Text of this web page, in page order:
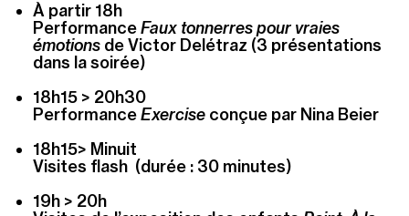
À partir 18h
PerformanceFaux tonnerres pour vraies
émotions de Victor Delétraz (3 présentations
dans la soirée)
18h15 > 20h30
PerformanceExercise conçue par Nina Beier
18h15> Minuit
Visites flash (durée : 30 minutes)
19h > 20h